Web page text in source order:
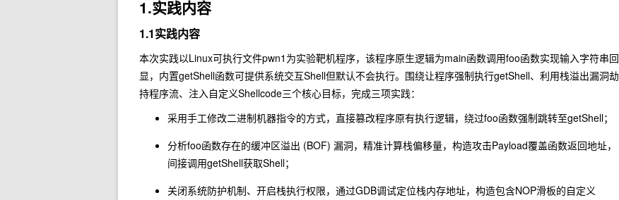
1.实践内容
1.1实践内容
本次实践以Linux可执行文件pwn1为实验靶机程序，该程序原生逻辑为main函数调用foo函数实现输入字符串回
显，内置getShell函数可提供系统交互Shell但默认不会执行。围绕让程序强制执行getShell、利用栈溢出漏洞劫
持程序流、注入自定义Shellcode三个核心目标，完成三项实践：
采用手工修改二进制机器指令的方式，直接篡改程序原有执行逻辑，绕过foo函数强制跳转至getShell；
分析foo函数存在的缓冲区溢出 (BOF) 漏洞，精准计算栈偏移量，构造攻击Payload覆盖函数返回地址，
间接调用getShell获取Shell；
关闭系统防护机制、开启栈执行权限，通过GDB调试定位栈内存地址，构造包含NOP滑板的自定义